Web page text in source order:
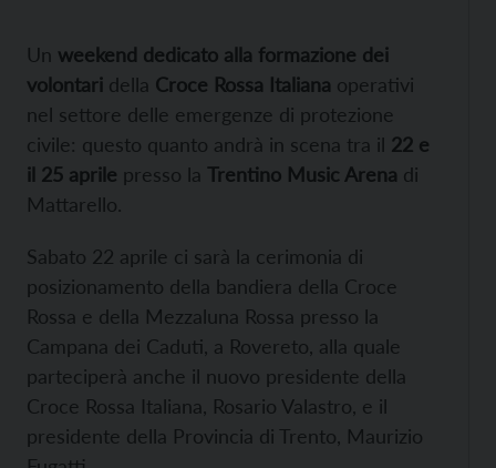
Un weekend dedicato alla formazione dei
volontari della Croce Rossa Italiana operativi
nel settore delle emergenze di protezione
civile: questo quanto andrà in scena tra il 22 e
il 25 aprile presso la Trentino Music Arena di
Mattarello.
Sabato 22 aprile ci sarà la cerimonia di
posizionamento della bandiera della Croce
Rossa e della Mezzaluna Rossa presso la
Campana dei Caduti, a Rovereto, alla quale
parteciperà anche il nuovo presidente della
Croce Rossa Italiana, Rosario Valastro, e il
presidente della Provincia di Trento, Maurizio